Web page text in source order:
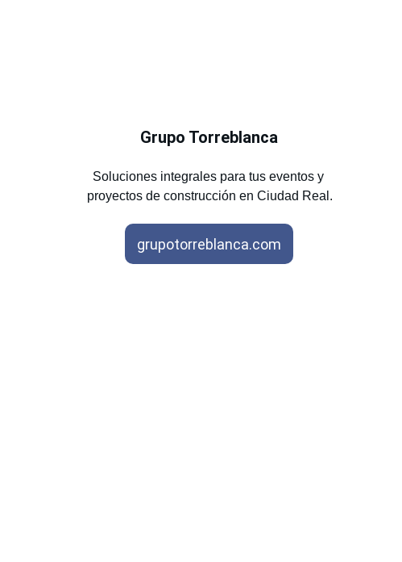
Grupo Torreblanca
Soluciones integrales para tus eventos y
proyectos de construcción en Ciudad Real.
grupotorreblanca.com